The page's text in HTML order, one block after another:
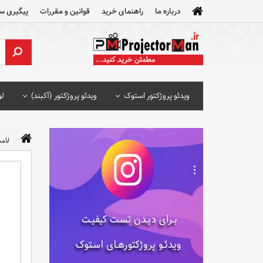
درباره ما راهنمای خرید قوانین و مقررات پیگیری
ویدئو پروژکتور استوک ویدئو پروژکتور (آکبند)